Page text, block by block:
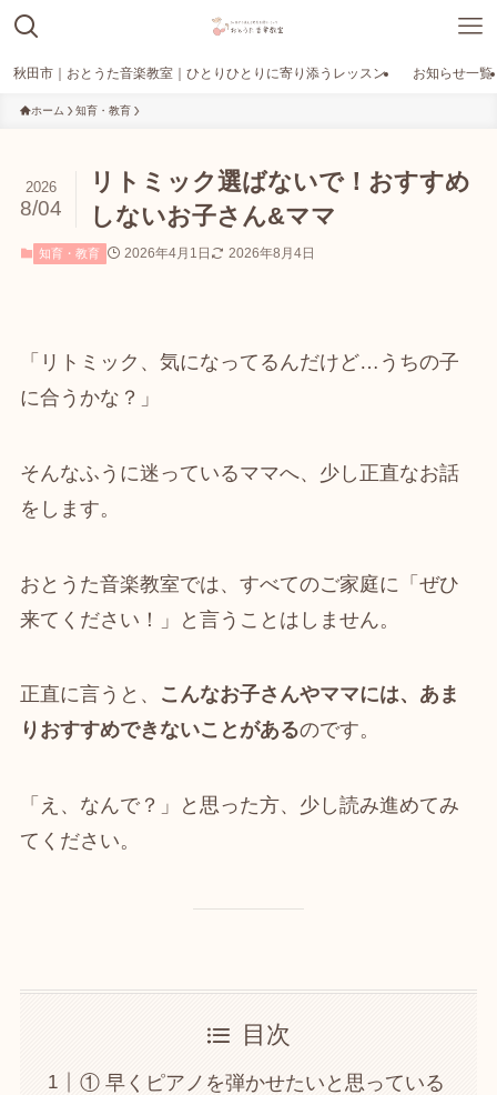
秋田市｜おとうた音楽教室｜ひとりひとりに寄り添うレッスン お知らせ一覧
ホーム 知育・教育
リトミック選ばないで！おすすめ
しないお子さん&ママ
2026
8/04
知育・教育 2026年4月1日 2026年8月4日
「リトミック、気になってるんだけど…うちの子
に合うかな？」
そんなふうに迷っているママへ、少し正直なお話
をします。
おとうた音楽教室では、すべてのご家庭に「ぜひ
来てください！」と言うことはしません。
正直に言うと、
こんなお子さんやママには、あま
りおすすめできないことがあるのです。
「え、なんで？」と思った方、少し読み進めてみ
てください。
目次
① 早くピアノを弾かせたいと思っている